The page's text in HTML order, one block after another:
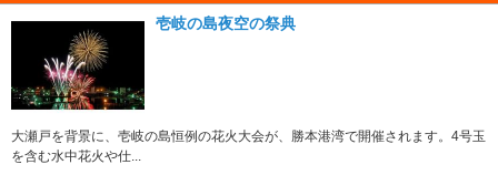
壱岐の島夜空の祭典
大瀬戸を背景に、壱岐の島恒例の花火大会が、勝本港湾で開催されます。4号玉
を含む水中花火や仕...